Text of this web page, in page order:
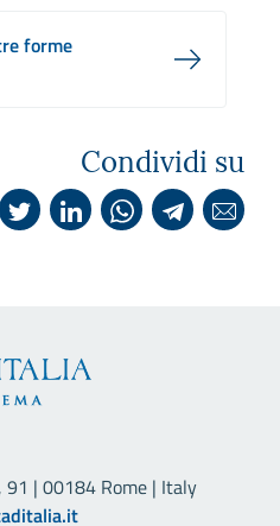
forme
Condividi su
91 | 00184 Rome | Italy